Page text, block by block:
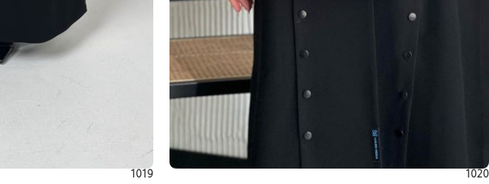
1020
1019